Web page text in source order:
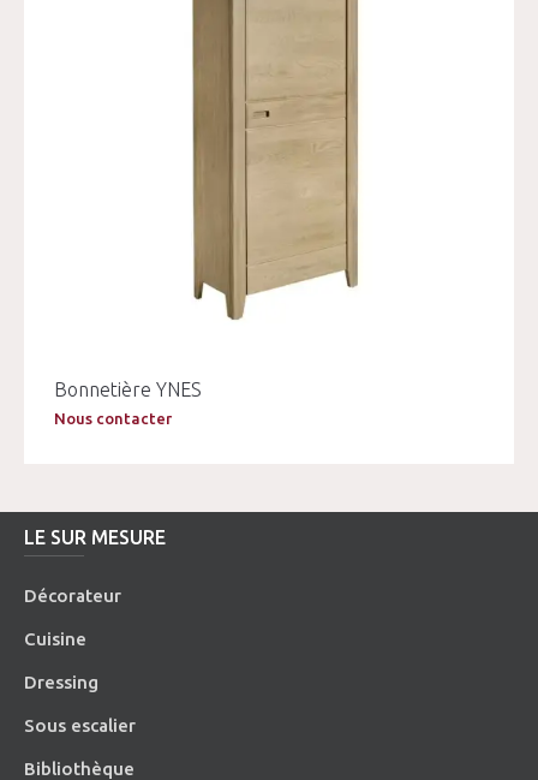
Bonnetière YNES
Nous contacter
LE SUR MESURE
Décorateur
Cuisine
Dressing
Sous escalier
Bibliothèque